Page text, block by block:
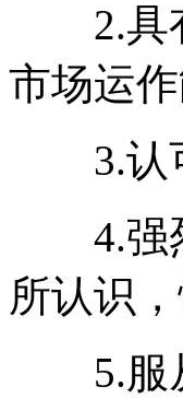
2.具有
市场运作
3.认可
4.强烈
所认识
5.服从